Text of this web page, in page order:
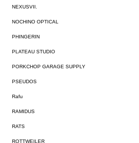
NEXUSVII.
NOCHINO OPTICAL
PHINGERIN
PLATEAU STUDIO
PORKCHOP GARAGE SUPPLY
PSEUDOS
Rafu
RAMIDUS
RATS
ROTTWEILER